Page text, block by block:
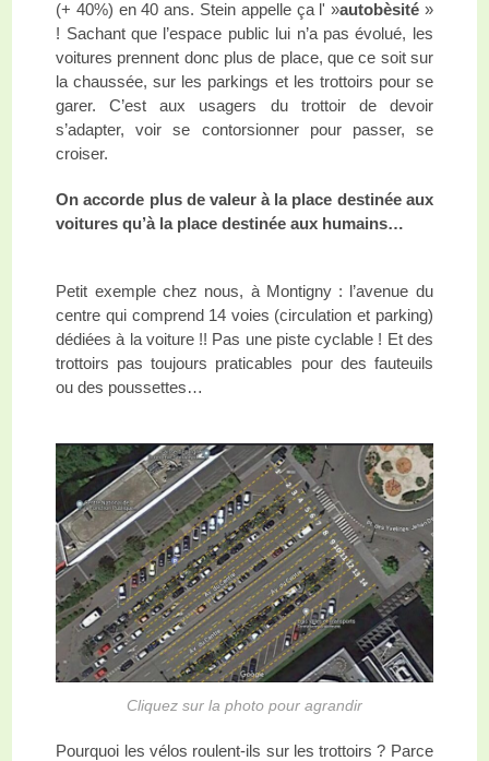
(+ 40%) en 40 ans. Stein appelle ça l' »autobèsité »
! Sachant que l’espace public lui n’a pas évolué, les
voitures prennent donc plus de place, que ce soit sur
la chaussée, sur les parkings et les trottoirs pour se
garer. C’est aux usagers du trottoir de devoir
s’adapter, voir se contorsionner pour passer, se
croiser.
On accorde plus de valeur à la place destinée aux
voitures qu’à la place destinée aux humains…
Petit exemple chez nous, à Montigny : l’avenue du
centre qui comprend 14 voies (circulation et parking)
dédiées à la voiture !! Pas une piste cyclable ! Et des
trottoirs pas toujours praticables pour des fauteuils
ou des poussettes…
Cliquez sur la photo pour agrandir
Pourquoi les vélos roulent-ils sur les trottoirs ? Parce